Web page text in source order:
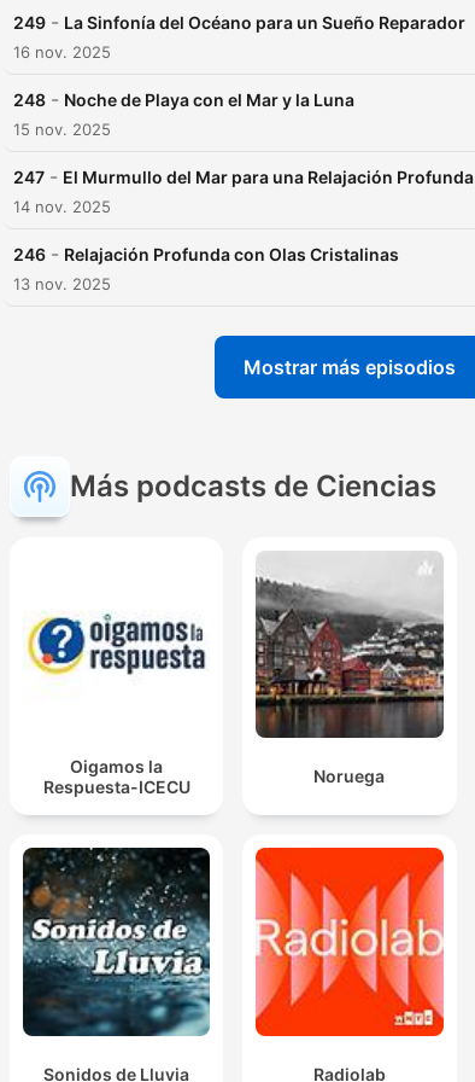
249 - La Sinfonía del Océano para un Sueño Reparador
16 nov. 2025
248 - Noche de Playa con el Mar y la Luna
15 nov. 2025
247 - El Murmullo del Mar para una Relajación Profunda
14 nov. 2025
246 - Relajación Profunda con Olas Cristalinas
13 nov. 2025
Mostrar más episodios
Más podcasts de Ciencias
Oigamos la
Respuesta-ICECU
Noruega
Sonidos de Lluvia Radiolab